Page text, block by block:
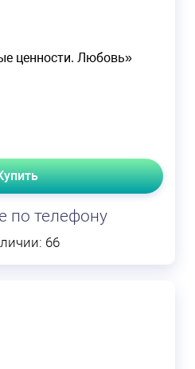
ценности. Любовь»
по телефону
66